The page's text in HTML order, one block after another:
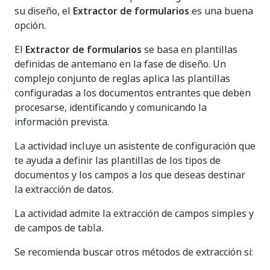
su diseño, el Extractor de formularios es una buena
opción.
El Extractor de formularios se basa en plantillas
definidas de antemano en la fase de diseño. Un
complejo conjunto de reglas aplica las plantillas
configuradas a los documentos entrantes que deben
procesarse, identificando y comunicando la
información prevista.
La actividad incluye un asistente de configuración que
te ayuda a definir las plantillas de los tipos de
documentos y los campos a los que deseas destinar
la extracción de datos.
La actividad admite la extracción de campos simples y
de campos de tabla.
Se recomienda buscar otros métodos de extracción si: